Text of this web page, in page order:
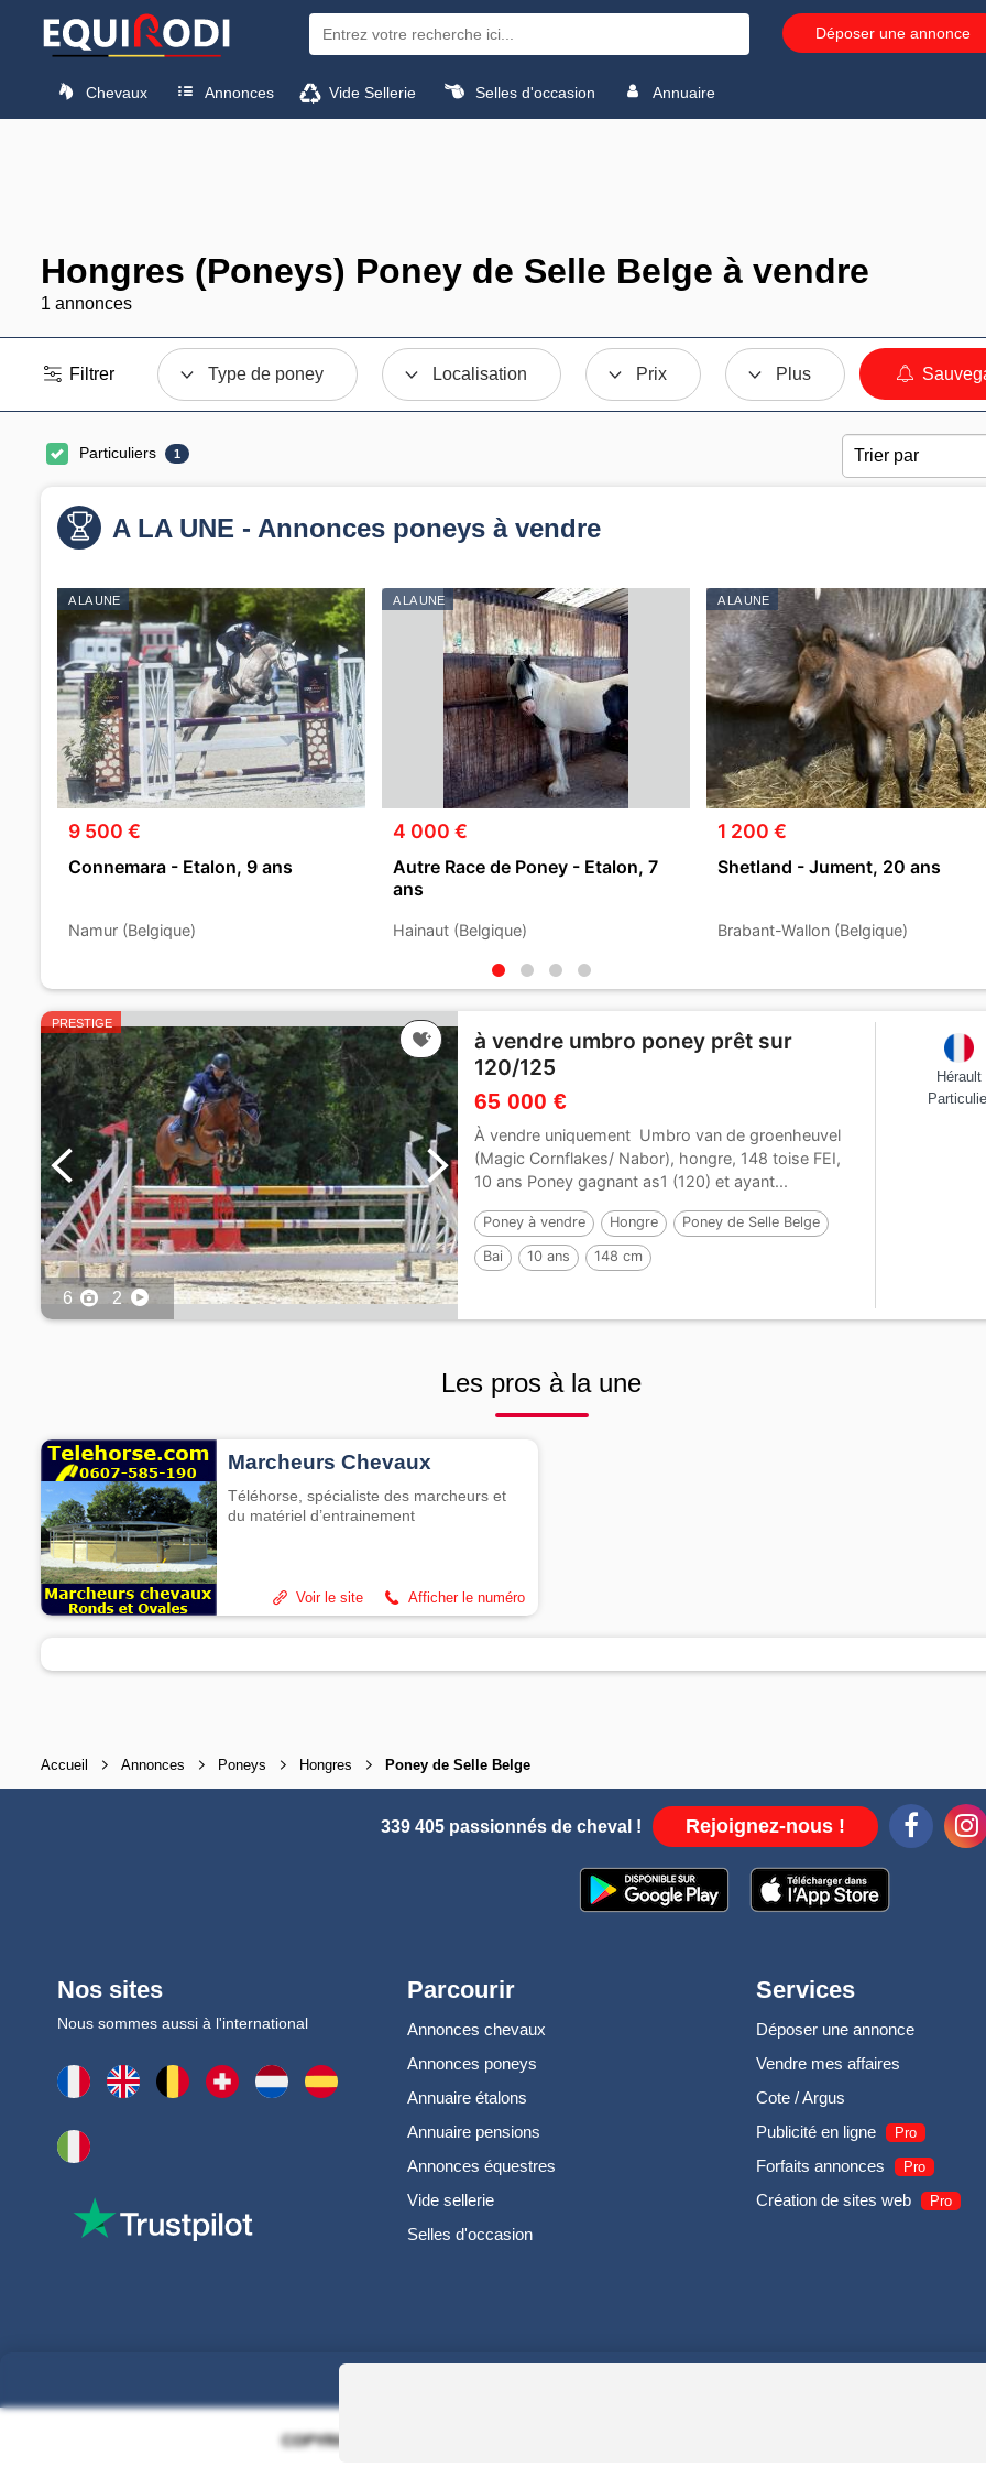
Déposer une annonce
Chevaux Annonces Vide Sellerie Selles d'occasion Annuaire
Hongres (Poneys) Poney de Selle Belge à vendre
1 annonces
Filtrer Type de poney Localisation Prix Plus
Particuliers 1
A LA UNE - Annonces poneys à vendre
A LA UNE
9 500 €
Connemara - Etalon, 9 ans
Namur (Belgique)
A LA UNE
4 000 €
Autre Race de Poney - Etalon, 7
ans
Hainaut (Belgique)
A LA UNE
1 200 €
Shetland - Jument, 20 ans
Brabant-Wallon (Belgique)
PRESTIGE
6 2
à vendre umbro poney prêt sur
120/125
65 000 €
À vendre uniquement Umbro van de groenheuvel
(Magic Cornflakes/ Nabor), hongre, 148 toise FEI,
10 ans Poney gagnant as1 (120) et ayant...
Poney à vendre Hongre Poney de Selle Belge
Bai 10 ans 148 cm
Hérault
Les pros à la une
Marcheurs Chevaux
Téléhorse, spécialiste des marcheurs et
du matériel d’entrainement
Afficher le numéro
Voir le site
Accueil Annonces Poneys Hongres Poney de Selle Belge
339 405 passionnés de cheval ! Rejoignez-nous !
Nos sites
Nous sommes aussi à l'international
Parcourir
Annonces chevaux
Annonces poneys
Annuaire étalons
Annuaire pensions
Annonces équestres
Vide sellerie
Selles d'occasion
Services
Déposer une annonce
Vendre mes affaires
Cote / Argus
Publicité en ligne
Pro
Forfaits annonces Pro
Création de sites web Pro
COPYRIGHT 2006 - 2025 - EQUIRODI SAS - R.C.S. DOLE 504 811 373 - TVA FR00504811373 -